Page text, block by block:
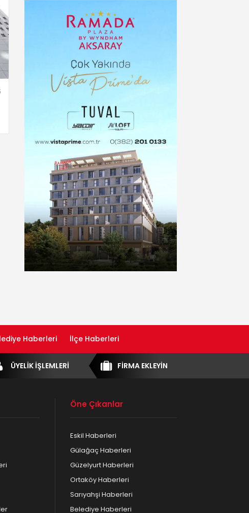
Haberleri İlçe Haberleri
FİRMA EKLEYİN
ÜYELİK İŞLEMLERİ
Öne Çıkanlar
Eskil Haberleri
Gülağaç Haberleri
Güzelyurt Haberleri
Ortaköy Haberleri
Sarıyahşi Haberleri
Belediye Haberleri